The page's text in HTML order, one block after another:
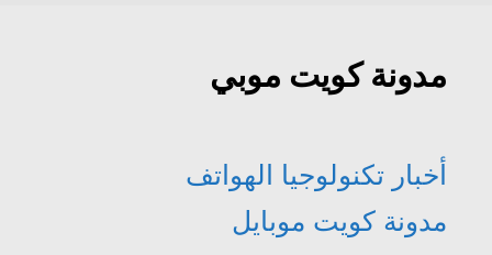
مدونة كويت موبي
أخبار تكنولوجيا الهواتف
مدونة كويت موبايل